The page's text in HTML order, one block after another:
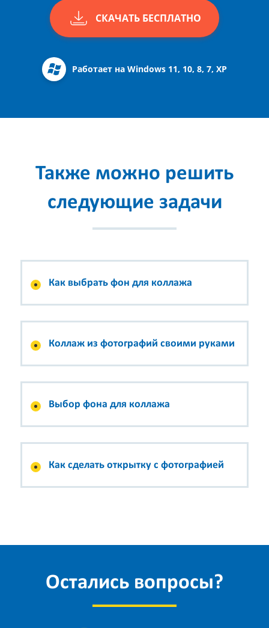
СКАЧАТЬ БЕСПЛАТНО
Работает на Windows 11, 10, 8, 7, XP
Также можно решить
следующие задачи
Как выбрать фон для коллажа
Коллаж из фотографий своими руками
Выбор фона для коллажа
Как сделать открытку с фотографией
Остались вопросы?